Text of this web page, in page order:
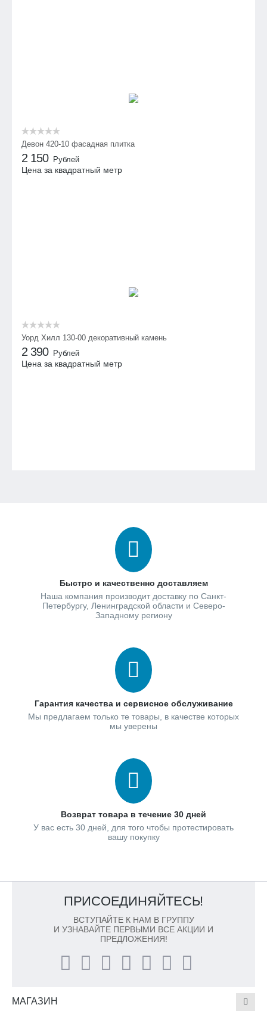
Девон 420-10 фасадная плитка
2 150 Рублей
Цена за квадратный метр
Уорд Хилл 130-00 декоративный камень
2 390 Рублей
Цена за квадратный метр
Быстро и качественно доставляем
Наша компания производит доставку по Санкт-
Петербургу, Ленинградской области и Северо-
Западному региону
Гарантия качества и сервисное обслуживание
Мы предлагаем только те товары, в качестве которых
мы уверены
Возврат товара в течение 30 дней
У вас есть 30 дней, для того чтобы протестировать
вашу покупку
ПРИСОЕДИНЯЙТЕСЬ!
ВСТУПАЙТЕ К НАМ В ГРУППУ
И УЗНАВАЙТЕ ПЕРВЫМИ ВСЕ АКЦИИ И
ПРЕДЛОЖЕНИЯ!
МАГАЗИН